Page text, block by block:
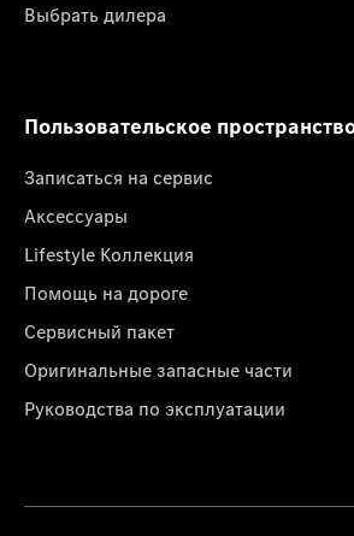
Выбрать дилера
Пользовательское
Записаться на сервис
Аксессуары
Lifestyle Коллекция
Помощь на дороге
Сервисный пакет
Оригинальные запасные части
Руководства по эксплуатации